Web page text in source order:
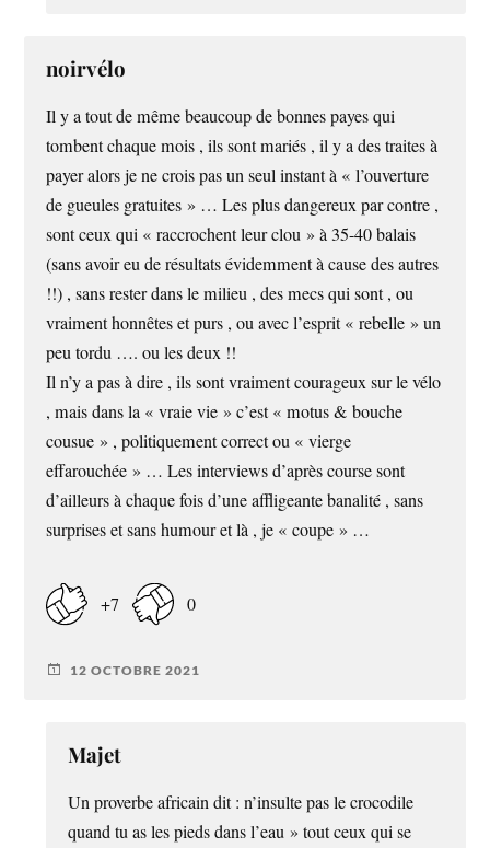
noirvélo
Il y a tout de même beaucoup de bonnes payes qui
tombent chaque mois , ils sont mariés , il y a des traites à
payer alors je ne crois pas un seul instant à « l’ouverture
de gueules gratuites » … Les plus dangereux par contre ,
sont ceux qui « raccrochent leur clou » à 35-40 balais
(sans avoir eu de résultats évidemment à cause des autres
!!) , sans rester dans le milieu , des mecs qui sont , ou
vraiment honnêtes et purs , ou avec l’esprit « rebelle » un
peu tordu …. ou les deux !!
Il n’y a pas à dire , ils sont vraiment courageux sur le vélo
, mais dans la « vraie vie » c’est « motus & bouche
cousue » , politiquement correct ou « vierge
effarouchée » … Les interviews d’après course sont
d’ailleurs à chaque fois d’une affligeante banalité , sans
surprises et sans humour et là , je « coupe » …
+7 0
12 OCTOBRE 2021
Majet
Un proverbe africain dit : n’insulte pas le crocodile
quand tu as les pieds dans l’eau » tout ceux qui se